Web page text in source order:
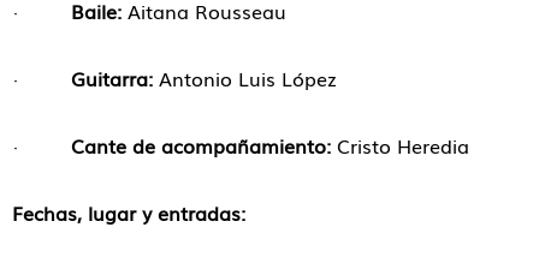
· Baile: Aitana Rousseau
· Guitarra: Antonio Luis López
· Cante de acompañamiento: Cristo Heredia
Fechas, lugar y entradas: